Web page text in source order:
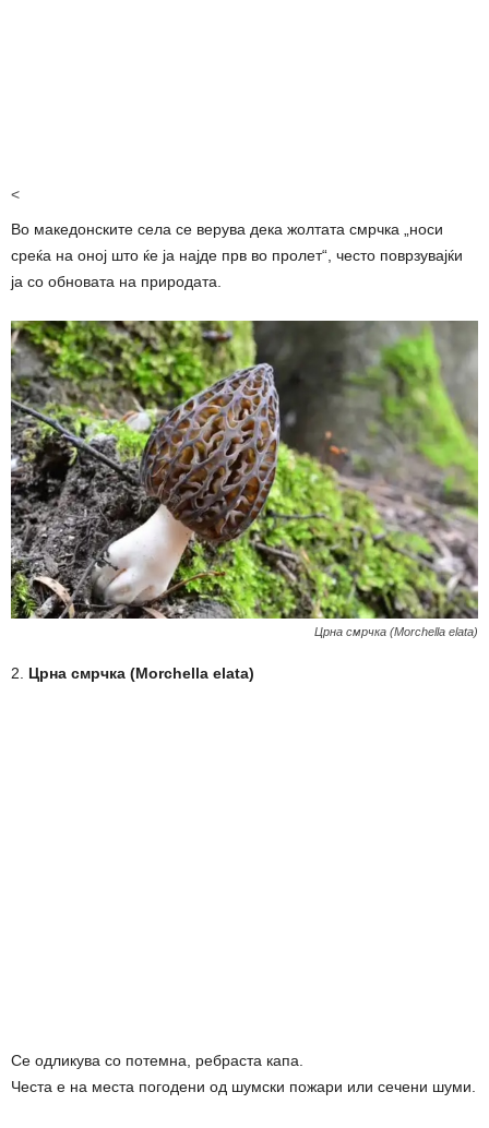
<
Во македонските села се верува дека жолтата смрчка „носи
среќа на оној што ќе ја најде прв во пролет“, често поврзувајќи
ја со обновата на природата.
Црна смрчка (Morchella elata)
2. Црна смрчка (Morchella elata)
Се одликува со потемна, ребраста капа.
Честа е на места погодени од шумски пожари или сечени шуми.